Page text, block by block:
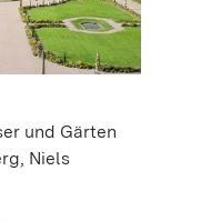
und Gärten
Niels